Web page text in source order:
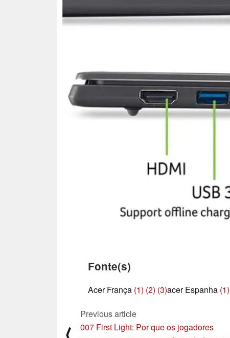
Fonte(s)
Acer França (1) (2) (3)acer Espanha (1)
Previous article
007 First Light: Por que os jogadores